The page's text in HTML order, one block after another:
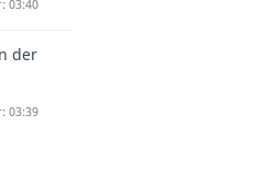
03:40
der
03:39